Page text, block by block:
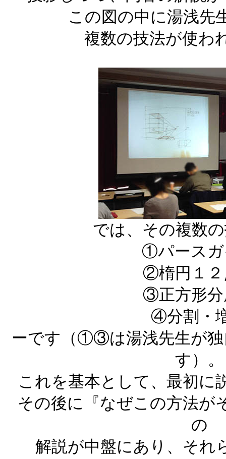
この図の中に湯浅先
複数の技法が使わ
では、その複数
①パースガ
②楕円１２
③正方形分
④分割・
ーです（①③は湯浅先生が独
す）。
これを基本として、最初に
その後に『なぜこの方法が
の
解説が中盤にあり、それ